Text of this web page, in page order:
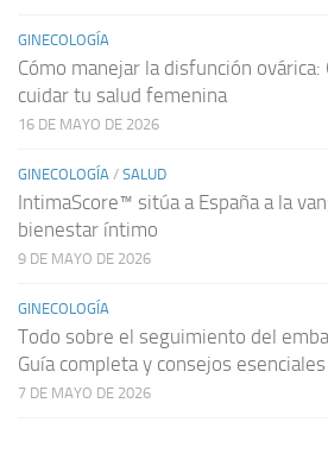
GINECOLOGÍA
Cómo manejar la disfunción ovárica:
cuidar tu salud femenina
16 DE MAYO DE 2026
GINECOLOGÍA / SALUD
IntimaScore™ sitúa a España a la
bienestar íntimo
9 DE MAYO DE 2026
GINECOLOGÍA
Todo sobre el seguimiento del
Guía completa y consejos esenciales
7 DE MAYO DE 2026